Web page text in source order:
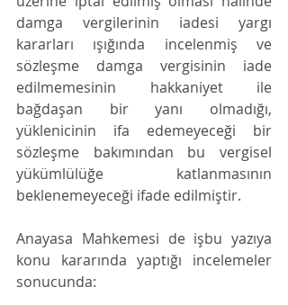
damga vergilerinin iadesi yargı
kararları ışığında incelenmiş ve
sözleşme damga vergisinin iade
edilmemesinin hakkaniyet ile
bağdaşan bir yanı olmadığı,
yüklenicinin ifa edemeyeceği bir
sözleşme bakımından bu vergisel
yükümlülüğe katlanmasının
beklenemeyeceği ifade edilmiştir.
Anayasa Mahkemesi de işbu yazıya
konu kararında yaptığı incelemeler
sonucunda: